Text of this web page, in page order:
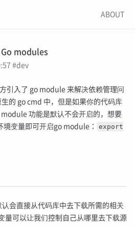
ABOUT
modules
#dev
引入了 go module 来解决依赖管理问
的 go cmd 中，但是如果你的代码库
功能是默认不会开启的，想要
境变量即可开启go module：
export
会直接从代码库中去下载所需的相关
量可以让我们控制自己从哪里去下载源